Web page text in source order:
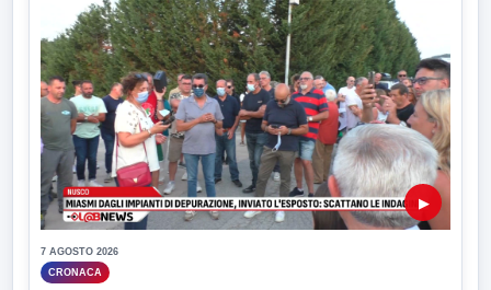
▶
7 AGOSTO 2026
CRONACA